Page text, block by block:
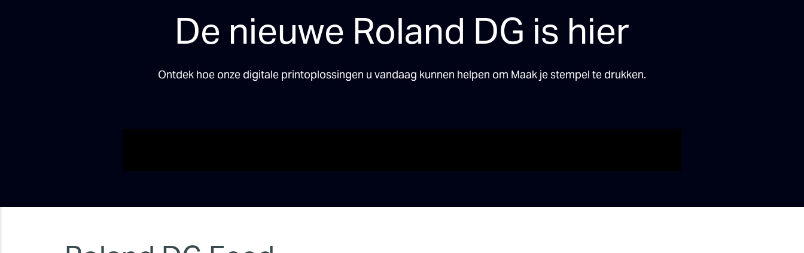
De nieuwe Roland DG is hier
Ontdek hoe onze digitale printoplossingen u vandaag kunnen helpen om Maak je stempel te drukken.